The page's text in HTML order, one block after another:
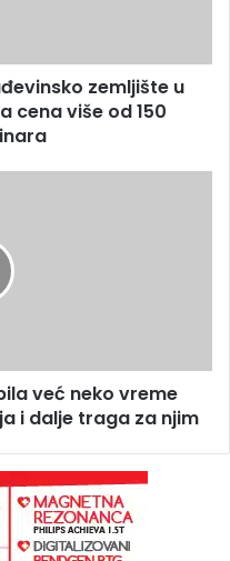
zemljište u
cena više od 150
već neko vreme
i dalje traga za njim